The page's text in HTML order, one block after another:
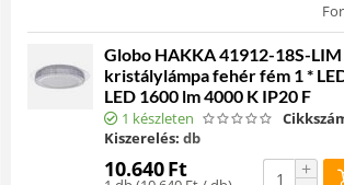
Globo HAKKA 41912-18S-
kristálylámpa fehér fém 1 *
LED 1600 lm 4000 K IP20 F
1 készleten
Kiszerelés: db
10.640Ft +